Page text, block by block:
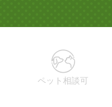
ペット相談可